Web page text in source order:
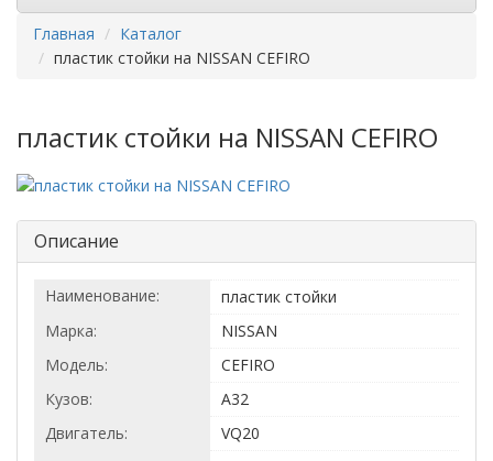
Главная
Каталог
пластик стойки на NISSAN CEFIRO
пластик стойки на NISSAN CEFIRO
Описание
Наименование:
пластик стойки
Марка:
NISSAN
Модель:
CEFIRO
Кузов:
A32
Двигатель:
VQ20